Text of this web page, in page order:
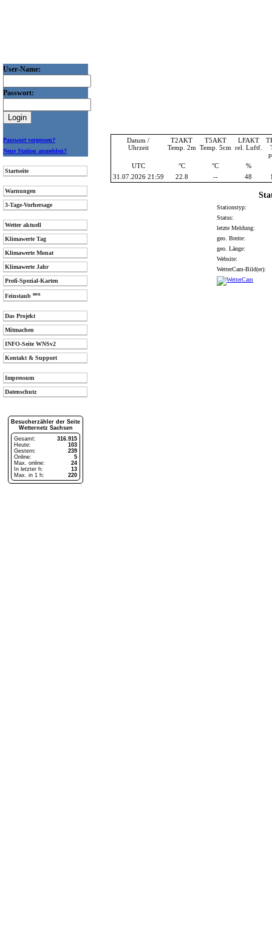
User-Name:
Passwort:
Passwort vergessen?
Neue Station anmelden?
Startseite
Warnungen
3-Tage-Vorhersage
Wetter aktuell
Klimawerte Tag
Klimawerte Monat
Klimawerte Jahr
Profi-Spezial-Karten
Feinstaub neu
Das Projekt
Mitmachen
INFO-Seite WNSv2
Kontakt & Support
Impressum
Datenschutz
Besucherzähler der Seite
Wetternetz Sachsen
Gesamt:
316.915
Heute:
103
Gestern:
239
Online:
5
Max. online:
24
In letzter h:
13
Max. in 1 h:
220
Datum /
Uhrzeit
T2AKT
Temp. 2m
T5AKT
Temp. 5cm
LFAKT
rel. Luftf.
UTC
°C °C
%
31.07.2026 21:59
22.8 -- 48
Stationstyp:
Status:
letzte Meldung:
geo. Breite:
geo. Länge:
Website:
WetterCam-Bild(er):